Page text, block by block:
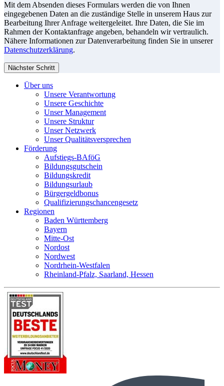
Mit dem Absenden dieses Formulars werden die von Ihnen
eingegebenen Daten an die zuständige Stelle in unserem Haus zur
Bearbeitung Ihrer Anfrage weitergeleitet. Ihre Daten, die Sie im
Rahmen der Kontaktanfrage angeben, behandeln wir vertraulich.
Nähere Informationen zur Datenverarbeitung finden Sie in unserer
Datenschutzerklärung.
Nächster Schritt
Über uns
Unsere Verantwortung
Unsere Geschichte
Unser Management
Unsere Struktur
Unser Netzwerk
Unser Qualitätsversprechen
Förderung
Aufstiegs-BAföG
Bildungsgutschein
Bildungskredit
Bildungsurlaub
Bürgergeldbonus
Qualifizierungschancengesetz
Regionen
Baden Württemberg
Bayern
Mitte-Ost
Nordost
Nordwest
Nordrhein-Westfalen
Rheinland-Pfalz, Saarland, Hessen